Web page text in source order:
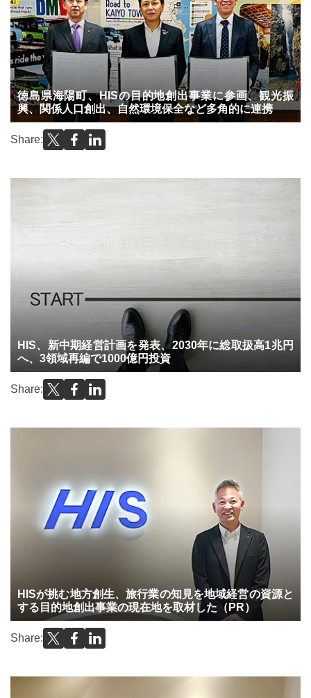
徳島県海陽町、HISの目的地創出事業に参画、観光振
興、関係人口創出、自然環境保全など多角的に連携
Share:
HIS、新中期経営計画を発表、2030年に総取扱高1兆円
へ、3領域再編で1000億円投資
Share:
HISが挑む地方創生、旅行業の知見を地域経営の資源と
する目的地創出事業の現在地を取材した（PR）
Share: